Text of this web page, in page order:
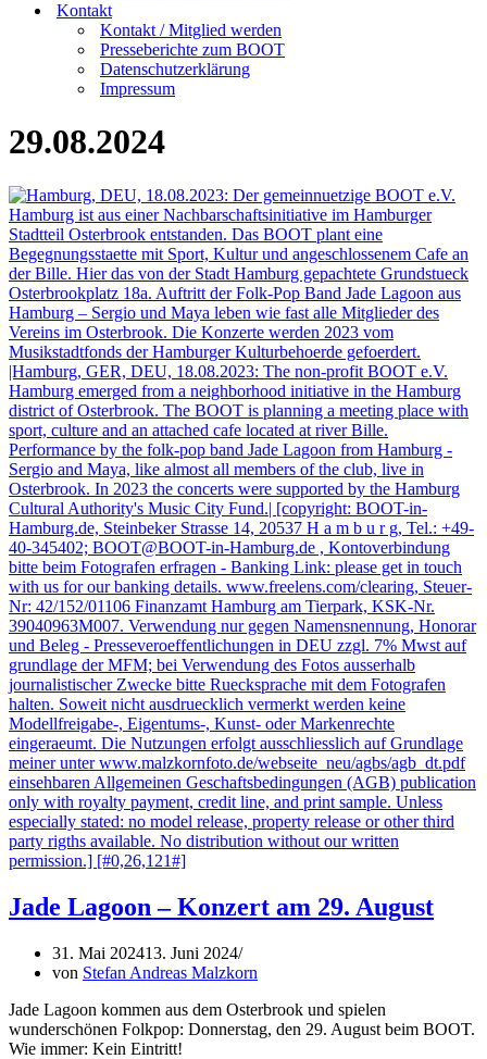
Kontakt
Kontakt / Mitglied werden
Presseberichte zum BOOT
Datenschutzerklärung
Impressum
29.08.2024
Jade Lagoon – Konzert am 29. August
31. Mai 202413. Juni 2024
von Stefan Andreas Malzkorn
Jade Lagoon kommen aus dem Osterbrook und spielen
wunderschönen Folkpop: Donnerstag, den 29. August beim BOOT.
Wie immer: Kein Eintritt!